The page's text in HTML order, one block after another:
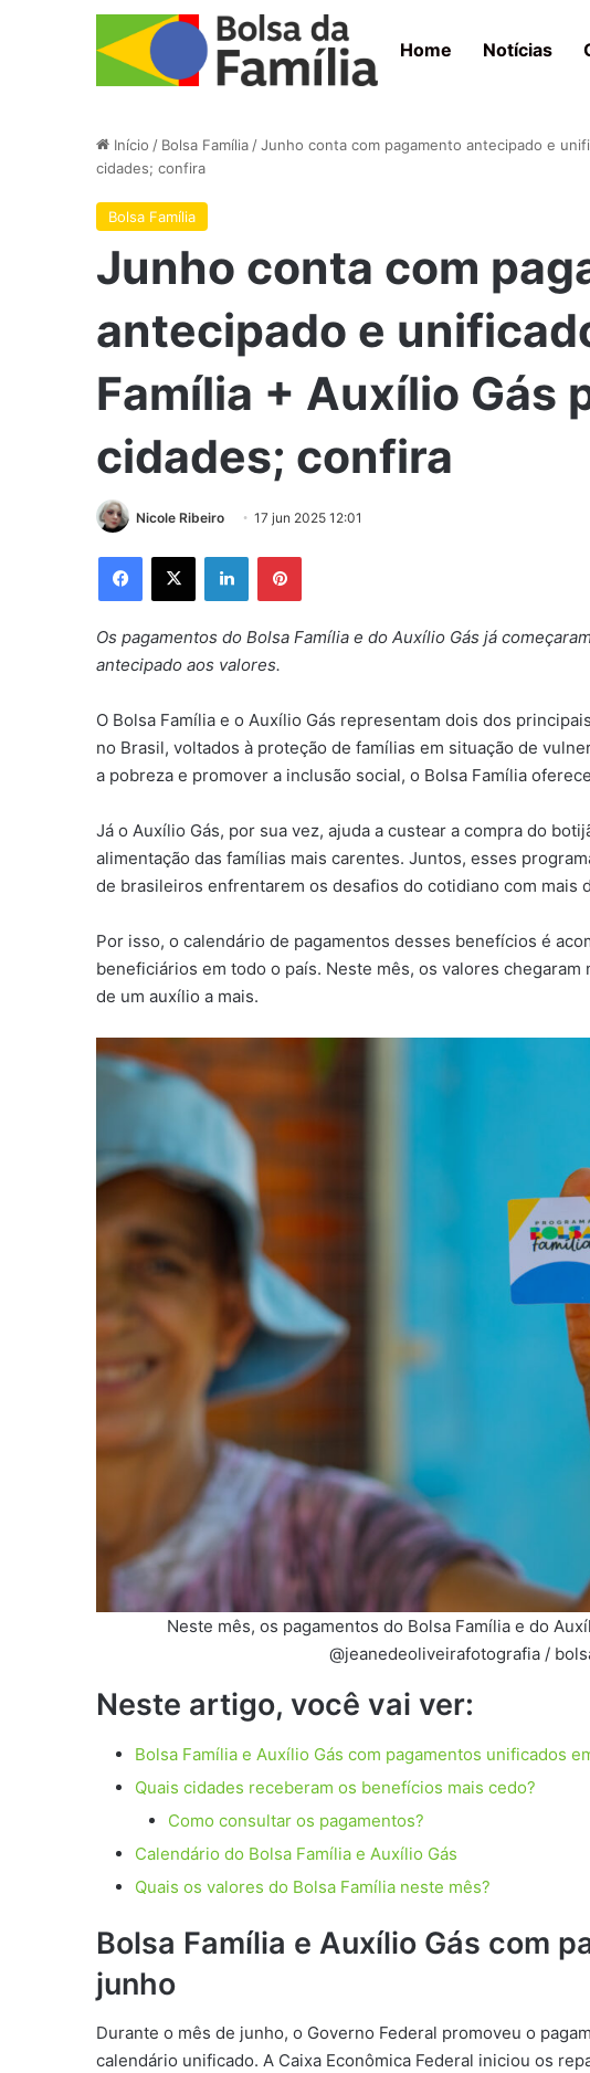
Home Notícias
Início / Bolsa Família /Junho conta com pagamento antecipado e
cidades; confira
Bolsa Família
Junho conta com
antecipado e
Família + Auxílio Gás
cidades; confira
Nicole Ribeiro 17 jun 2025 12:01
Facebook
X LinkedinPinterest
Os pagamentos do Bolsa Família e do Auxílio Gás já
antecipado aos valores.
O Bolsa Família e o Auxílio Gás representam dois dos
no Brasil, voltados à proteção de famílias em situação de
a pobreza e promover a inclusão social, o Bolsa Família
Já o Auxílio Gás, por sua vez, ajuda a custear a compra do
alimentação das famílias mais carentes. Juntos, esses
de brasileiros enfrentarem os desafios do cotidiano com mais
Por isso, o calendário de pagamentos desses benefícios é
beneficiários em todo o país. Neste mês, os valores
de um auxílio a mais.
Neste mês, os pagamentos do Bolsa Família e do
@jeanedeoliveirafotografia /
Neste artigo, você vai ver:
Bolsa Família e Auxílio Gás com pagamentos unificados
Quais cidades receberam os benefícios mais cedo?
Como consultar os pagamentos?
Calendário do Bolsa Família e Auxílio Gás
Quais os valores do Bolsa Família neste mês?
Bolsa Família e Auxílio Gás com
junho
Durante o mês de junho, o Governo Federal promoveu o
calendário unificado. A Caixa Econômica Federal iniciou os